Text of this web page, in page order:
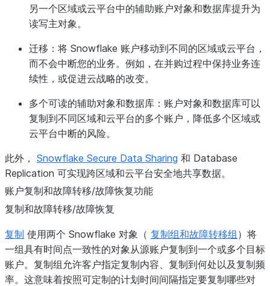
另一个区域或云平台中的辅助账户对象和数据库提升为
读写主对象。
迁移 ：将 Snowflake 账户移动到不同的区域或云平台，
而不会中断您的业务。例如，在并购过程中保持业务连
续性，或促进云战略的改变。
多个可读的辅助对象和数据库 ：账户对象和数据库可以
复制到不同区域和云平台的多个账户，降低多个区域或
云平台中断的风险。
此外， Snowflake Secure Data Sharing 和 Database
Replication 可实现跨区域和云平台安全地共享数据。
账户复制和故障转移/故障恢复功能
复制和故障转移/故障恢复
复制 使用两个 Snowflake 对象（ 复制组和故障转移组 ）将
一组具有时间点一致性的对象从源账户复制到一个或多个目标
账户。复制组允许客户指定复制内容、复制到何处以及复制频
率。这意味着按照可定制的计划时间间隔指定要复制哪些对